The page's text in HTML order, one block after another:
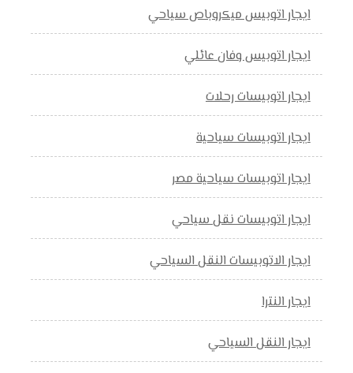
ايجار اتوبيس ميكروباص سياحي
ايجار اتوبيس وفان عائلي
ايجار اتوبيسات رحلات
ايجار اتوبيسات سياحية
ايجار اتوبيسات سياحية مصر
ايجار اتوبيسات نقل سياحي
ايجار الاتوبيسات النقل السياحي
ايجار النترا
ايجار النقل السياحي